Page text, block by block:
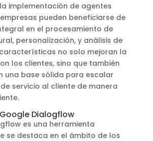
implementación de agentes
pueden beneficiarse de
en el procesamiento de
personalización, y análisis de
no solo mejoran la
los clientes, sino que también
una base sólida para escalar
servicio al cliente de manera
Dialogflow
es una herramienta
se destaca en el ámbito de los